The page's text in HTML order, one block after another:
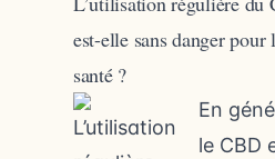
est-elle sans danger pour
santé ?
En
le CBD